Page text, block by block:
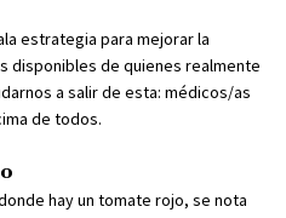
estrategia para mejorar la
disponibles de quienes realmente
a salir de esta: médicos/as
de todos.
hay un tomate rojo, se nota